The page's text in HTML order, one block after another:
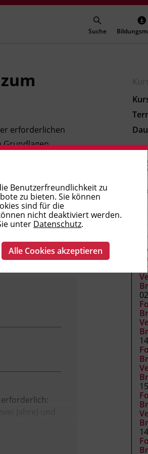
Suche
erforderlichen
Grundlagen,
Funktion
Jahre) und
in Telfs statt.
Benutzerfreundlichkeit zu
zu bieten. Sie können
sind für die
nicht deaktiviert werden.
unter Datenschutz.
Alle Cookies akzeptieren